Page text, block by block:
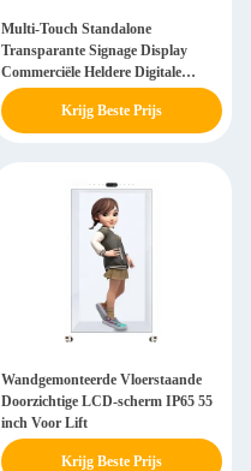
Multi-Touch Standalone
Transparante Signage Display
Commerciële Heldere Digitale
Display
Krijg Beste Prijs
Wandgemonteerde Vloerstaande
Doorzichtige LCD-scherm IP65 55
inch Voor Lift
Krijg Beste Prijs